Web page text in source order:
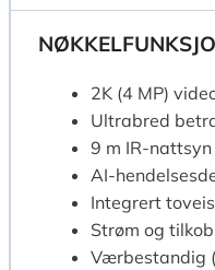
2K (4 MP)
Ultrabred
9 m IR-nattsyn
AI-
Integrert
Strøm og
Værbestandig